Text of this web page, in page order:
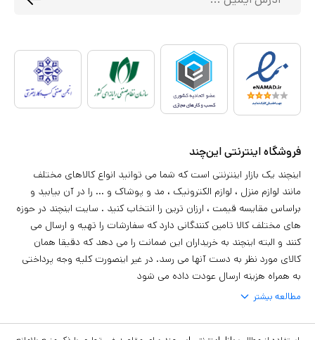
فروشگاه اینترنتی این‌چند
اینچند یک بازار اینترنتی است که شما می توانید انواع کالاهای مختلف
مانند لوازم منزل ، لوازم الکترونیک ، مد و پوشاک و ... را در آن بیابید و
براساس مقایسه قیمت ، ارزان ترین را انتخاب کنید . سایت اینچند در حوزه
های مختلف کالا تامین کنندگانی دارد که سفارشات را تهیه و ارسال می
کنند و البته اینچند به خریداران این ضمانت را می دهد که دقیقا همان
کالای مورد نظر به دست آنها می رسد. در غیر اینصورت کلیه وجه پرداختی
به همراه هزینه ارسال عودت داده می شود
مطالعه بیشتر